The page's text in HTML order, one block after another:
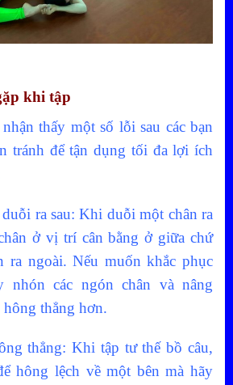
khi tập
nhận thấy một số lỗi sau các bạn
tránh để tận dụng tối đa lợi ích
câu:
ra sau: Khi duỗi một chân ra
ở vị trí cân bằng ở giữa chứ
ra ngoài. Nếu muốn khắc phục
nhón các ngón chân và nâng
thẳng hơn.
Khi tập tư thế bồ câu,
hông lệch về một bên mà hãy